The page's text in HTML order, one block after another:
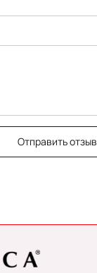
Отправить отзыв